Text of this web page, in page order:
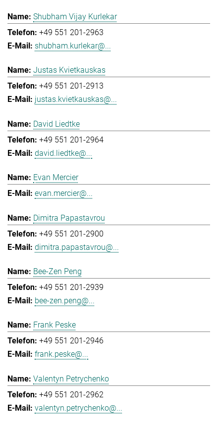
Shubham Vijay Kurlekar
+49 551 201-2963
shubham.kurlekar@...
Justas Kvietkauskas
+49 551 201-2913
justas.kvietkauskas@...
David Liedtke
+49 551 201-2964
david.liedtke@...
Evan Mercier
evan.mercier@...
Dimitra Papastavrou
+49 551 201-2900
dimitra.papastavrou@...
Bee-Zen Peng
+49 551 201-2939
bee-zen.peng@...
Frank Peske
+49 551 201-2946
frank.peske@...
Valentyn Petrychenko
+49 551 201-2962
valentyn.petrychenko@...